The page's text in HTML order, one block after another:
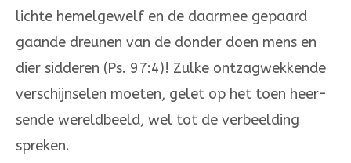
lichte hemelgewelf en de daarmee gepaard
gaande dreunen van de donder doen mens en
dier sidderen (Ps. 97:4)! Zulke ontzagwekkende
verschijnselen moeten, gelet op het toen heer­
sende wereldbeeld, wel tot de verbeelding
spre­ken.